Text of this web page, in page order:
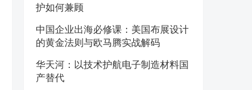
护如何兼顾
中国企业出海必修课：美国布展设计
的黄金法则与欧马腾实战解码
华天河：以技术护航电子制造材料国
产替代